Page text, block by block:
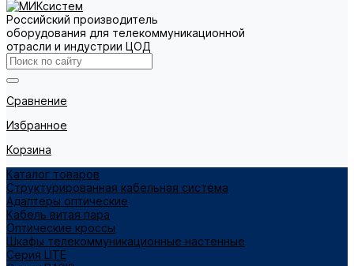
Российский производитель
оборудования для телекоммуникационной
отрасли и индустрии ЦОД
Сравнение
Избранное
Корзина
Каталог товаров
Структурированная кабельная система
Адаптеры оптические
Кабель витая пара
Оптические кроссы
Шкафы телекоммуникационные настенные
Cерия LITE